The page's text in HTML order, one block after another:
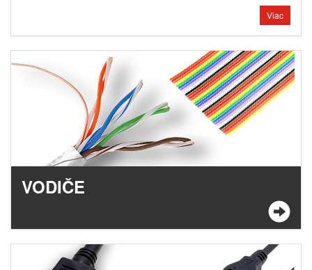
Viac
VODIČE